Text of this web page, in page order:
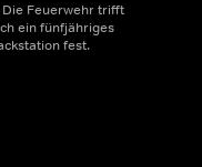
Die Feuerwehr trifft
ein fünfjähriges
fest.